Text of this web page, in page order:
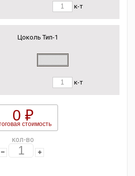
к-т
Цоколь Тип-1
к-т
0 ₽
стоимость
кол-во